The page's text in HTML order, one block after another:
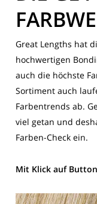
Great Lengths hat
hochwertigen
auch die höchste
Sortiment auch
Farbentrends ab.
viel getan und
Farben-Check ein.
Mit Klick auf